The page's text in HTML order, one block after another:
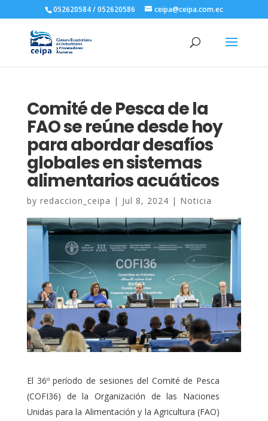
052620584 / 052620586 ceipa@ceipa.com.ec
Comité de Pesca de la
FAO se reúne desde hoy
para abordar desafíos
globales en sistemas
alimentarios acuáticos
by redaccion_ceipa | Jul 8, 2024 | Noticia
El 36º período de sesiones del Comité de Pesca
(COFI36) de la Organización de las Naciones
Unidas para la Alimentación y la Agricultura (FAO)